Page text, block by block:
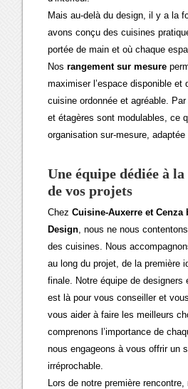
Mais au-delà du design, il y a la
avons conçu des cuisines
portée de main et où chaque
Nosrangement sur mesure
maximiser l’espace disponible et
cuisine ordonnée et agréable.
et étagères sont modulables, ce
organisation sur-mesure,
Une équipe dédiée à
de vos projets
ChezCuisine-Auxerre etCenza
Design, nous ne nous
des cuisines. Nous
au long du projet, de la première
finale. Notre équipe de designers
est là pour vous conseiller et
vous aider à faire les meilleurs
comprenons l’importance de
nous engageons à vous offrir un
irréprochable.
Lors de notre première